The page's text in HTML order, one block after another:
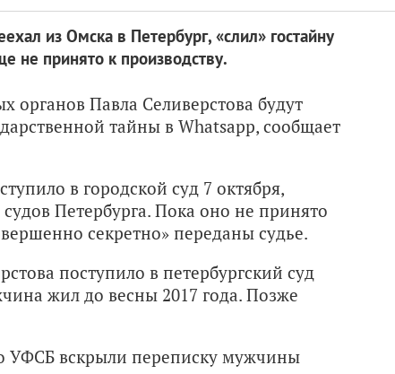
из Омска в Петербург, «слил» гостайну
не принято к производству.
органов Павла Селиверстова будут
тайны в Whatsapp, сообщает
в городской суд 7 октября,
Петербурга. Пока оно не принято
секретно» переданы судье.
поступило в петербургский суд
жил до весны 2017 года. Позже
УФСБ вскрыли переписку мужчины